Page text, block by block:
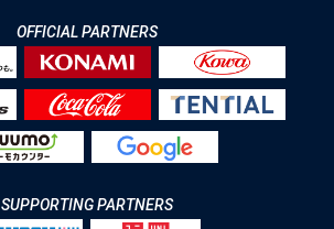
OFFICIAL PARTNERS
SUPPORTING PARTNERS